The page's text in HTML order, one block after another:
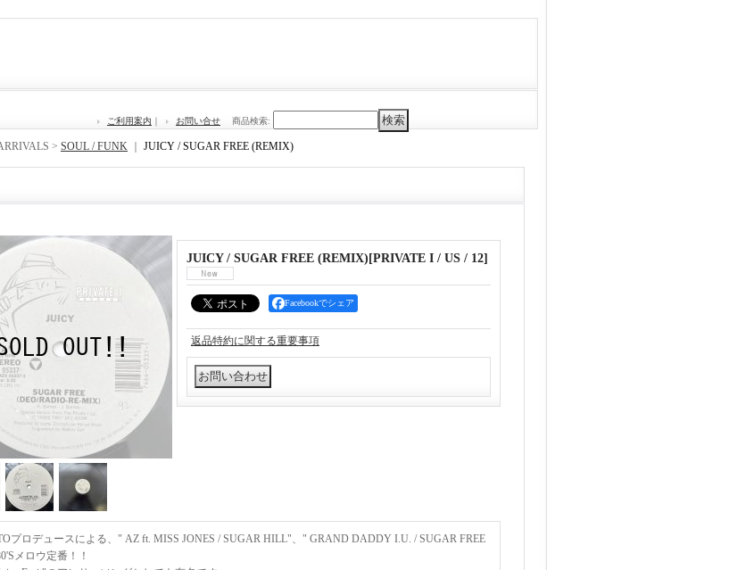
ご利用案内 ｜ お問い合せ 商品検索:
> SOUL / FUNK JUICY / SUGAR FREE (REMIX)
JUICY / SUGAR FREE (REMIX) [PRIVATE I / US / 12]
Facebookでシェア
返品特約に関する重要事項
プロデュースによる、" AZ ft. MISS JONES / SUGAR HILL"、" GRAND DADDY I.U. / SUGAR FREE
メロウ定番！！